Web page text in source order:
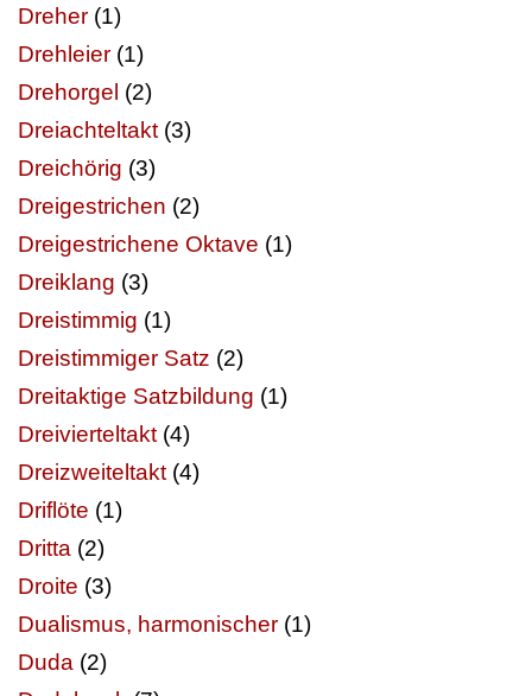
Dreher (1)
Drehleier (1)
Drehorgel (2)
Dreiachteltakt (3)
Dreichörig (3)
Dreigestrichen (2)
Dreigestrichene Oktave (1)
Dreiklang (3)
Dreistimmig (1)
Dreistimmiger Satz (2)
Dreitaktige Satzbildung (1)
Dreivierteltakt (4)
Dreizweiteltakt (4)
Driflöte (1)
Dritta (2)
Droite (3)
Dualismus, harmonischer (1)
Duda (2)